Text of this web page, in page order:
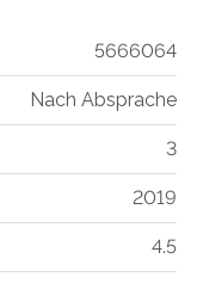
5666064
Nach Absprache
3
2019
4.5